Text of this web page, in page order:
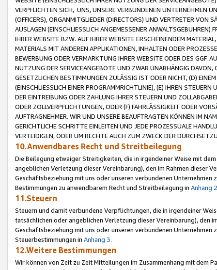
VERPFLICHTEN SICH, UNS, UNSERE VERBUNDENEN UNTERNEHMEN
(OFFICERS), ORGANMITGLIEDER (DIRECTORS) UND VERTRETER VON
AUSLAGEN (EINSCHLIESSLICH ANGEMESSENER
IHRER WEBSITE BZW. AUF IHRER WEBSITE ERSCHEINENDEM
MATERIALS MIT ANDEREN APPLIKATIONEN, INHALTEN ODER
BEWERBUNG ODER VERMARKTUNG IHRER WEBSITE ODER DES GGF.
NUTZUNG DER SERVICEANGEBOTE UND ZWAR UNABHÄNGIG
GESETZLICHEN BESTIMMUNGEN ZULÄSSIG IST ODER NICHT, (D)
(EINSCHLIESSLICH EINER PROGRAMMRICHTLINIE), (E) IHREN
DER EINTREIBUNG ODER ZAHLUNG IHRER STEUERN UND
ODER ZOLLVERPFLICHTUNGEN, ODER (F) FAHRLÄSSIGKEIT ODER
AUFTRAGNEHMER. WIR UND UNSERE BEAUFTRAGTEN KÖNNEN IM
GERICHTLICHE SCHRITTE EINLEITEN UND JEDE PROZESSUALE
VERTEIDIGEN, ODER UM RECHTE AUCH ZUM ZWECK DER
10.Anwendbares Recht und Streitbeilegung
Die Beilegung etwaiger Streitigkeiten, die in irgendeiner Weise mit
angeblichen Verletzung dieser Vereinbarung), den im Rahmen dieser
Geschäftsbeziehung mit uns oder unseren verbundenen
Bestimmungen zu anwendbarem Recht und Streitbeilegung in Anhang 2
11.Steuern
Steuern und damit verbundene Verpflichtungen, die in irgendeiner
tatsächlichen oder angeblichen Verletzung dieser Vereinbarung), den
Geschäftsbeziehung mit uns oder unseren verbundenen
Steuerbestimmungen in Anhang 3.
12.Weitere Bestimmungen
Wir können von Zeit zu Zeit Mitteilungen im Zusammenhang mit dem